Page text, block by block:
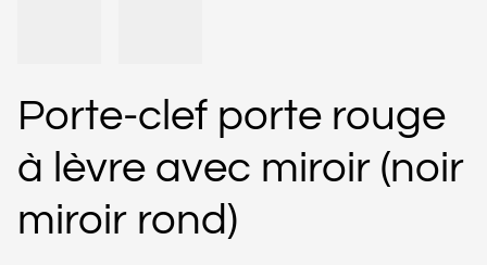
Porte-clef porte rouge
à lèvre avec miroir (noir
miroir rond)